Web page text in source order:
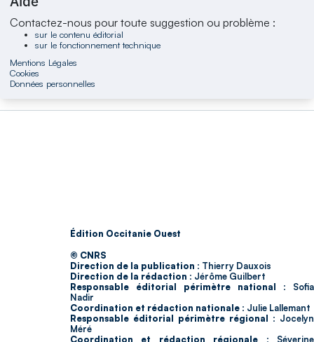
Contactez-nous pour toute suggestion ou problème :
sur le contenu éditorial
sur le fonctionnement technique
Mentions Légales
Cookies
Données personnelles
Édition Occitanie Ouest
© CNRS
Direction de la publication : Thierry Dauxois
Direction de la rédaction : Jérôme Guilbert
Responsable éditorial périmètre national : Sofia
Nadir
Coordination et rédaction nationale : Julie Lallemant
Responsable éditorial périmètre régional : Jocelyn
Méré
Coordination et rédaction régionale : Séverine